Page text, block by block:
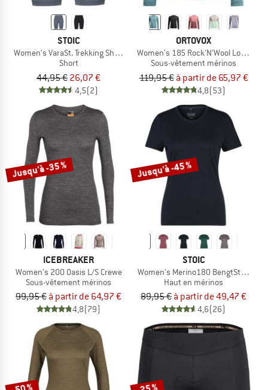
STOIC
Women's VaraSt. Trekking Short Tights
Short
44,95 € 26,07 €
4,5(2)
ORTOVOX
Women's 185 Rock'N'Wool Long
Sous-vêtement mérinos
119,95 € à partir de 65,97 €
4,8(53)
Jusqu'à -35 %
ICEBREAKER
Women's 200 Oasis L/S Crewe
Sous-vêtement mérinos
99,95 € à partir de 64,97 €
4,8(79)
Jusqu'à -45 %
STOIC
Women's Merino180 BengtSt. T-
Haut en mérinos
89,95 € à partir de 49,47 €
4,6(26)